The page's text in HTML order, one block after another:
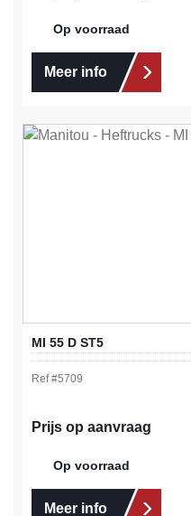
Op voorraad
Meer info
MI 55 D ST5
Ref #5709
Prijs op aanvraag
Op voorraad
Meer info